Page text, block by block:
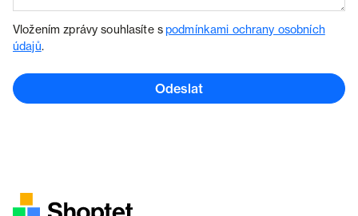
Vložením zprávy souhlasíte spodmínkami ochrany osobních
údajů.
Odeslat